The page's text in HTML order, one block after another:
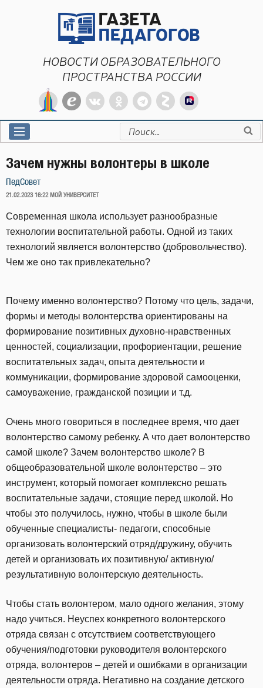
НОВОСТИ ОБРАЗОВАТЕЛЬНОГО
ПРОСТРАНСТВА РОССИИ
Искать:
Зачем нужны волонтеры в школе
ПедСовет
ОПУБЛИКОВАНО
21.02.2023 16:22 МОЙ УНИВЕРСИТЕТ
Современная школа использует разнообразные
технологии воспитательной работы. Одной из таких
технологий является волонтерство (добровольчество).
Чем же оно так привлекательно?
Почему именно волонтерство? Потому что цель, задачи,
формы и методы волонтерства ориентированы на
формирование позитивных духовно-нравственных
ценностей, социализации, профориентации, решение
воспитательных задач, опыта деятельности и
коммуникации, формирование здоровой самооценки,
самоуважение, гражданской позиции и т.д.
Очень много говориться в последнее время, что дает
волонтерство самому ребенку. А что дает волонтерство
самой школе? Зачем волонтерство школе? В
общеобразовательной школе волонтерство – это
инструмент, который помогает комплексно решать
воспитательные задачи, стоящие перед школой. Но
чтобы это получилось, нужно, чтобы в школе были
обученные специалисты- педагоги, способные
организовать волонтерский отряд/дружину, обучить
детей и организовать их позитивную/ активную/
результативную волонтерскую деятельность.
Чтобы стать волонтером, мало одного желания, этому
надо учиться. Неуспех конкретного волонтерского
отряда связан с отсутствием соответствующего
обучения/подготовки руководителя волонтерского
отряда, волонтеров – детей и ошибками в организации
деятельности отряда. Негативно на создание детского